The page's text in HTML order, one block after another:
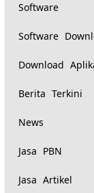
Software
Software
Download
Berita Terkini
News
Jasa PBN
Jasa Artikel